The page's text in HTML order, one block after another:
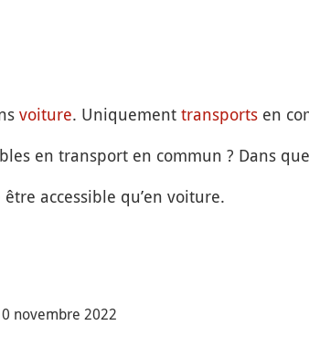
voiture. Uniquement transportsen
en transport en commun ? Dans
accessible qu’en voiture.
novembre 2022